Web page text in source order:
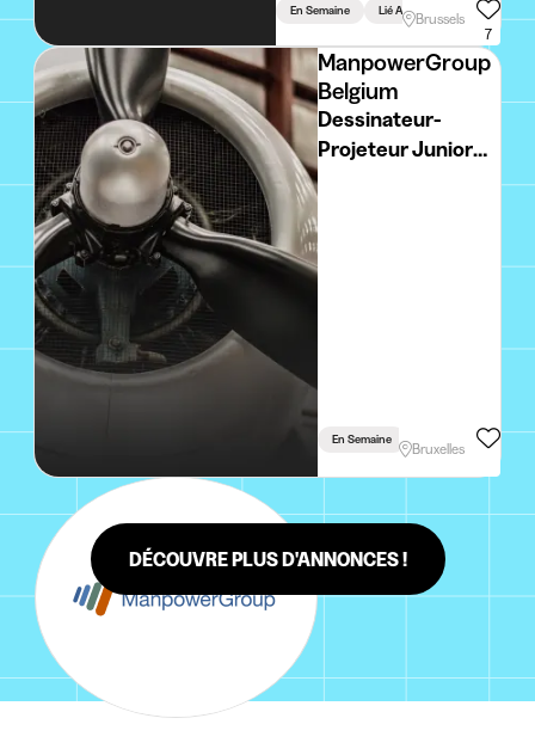
En Semaine Lié Aux Études
Brussels
7
ManpowerGroup
Belgium
Dessinateur-
Projeteur Junior
Haute Tension
En Semaine
Bruxelles
DÉCOUVRE PLUS D'ANNONCES !